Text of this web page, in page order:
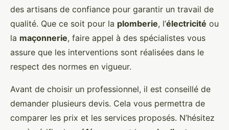
des artisans de confiance pour garantir un travail de
qualité. Que ce soit pour la plomberie, l’électricité ou
la maçonnerie, faire appel à des spécialistes vous
assure que les interventions sont réalisées dans le
respect des normes en vigueur.
Avant de choisir un professionnel, il est conseillé de
demander plusieurs devis. Cela vous permettra de
comparer les prix et les services proposés. N’hésitez